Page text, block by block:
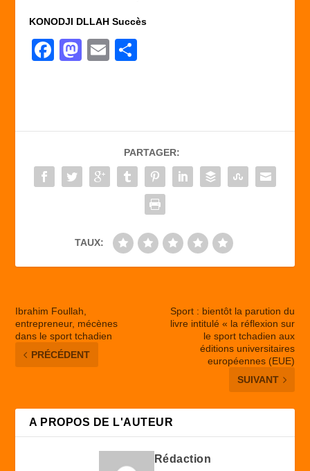
KONODJI DLLAH Succès
F
b
o
o
M
d
o
n
E
er
PARTAGER:
TAUX:
Ibrahim Foullah,
entrepreneur, mécènes
dans le sport tchadien
PRÉCÉDENT
Sport : bientôt la parution du
livre intitulé « la réflexion sur
le sport tchadien aux
éditions universitaires
européennes (EUE)
SUIVANT
A PROPOS DE L'AUTEUR
Rédaction